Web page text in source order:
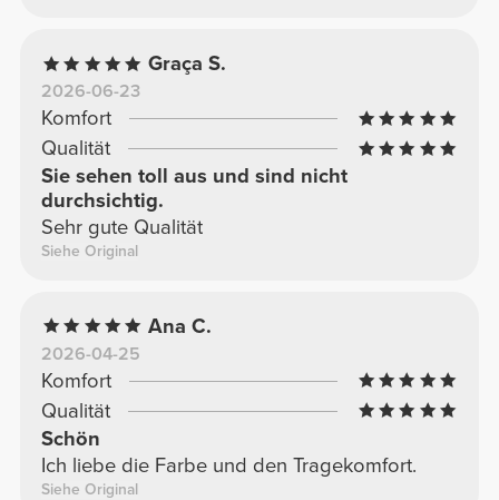
Graça S.
2026-06-23
Komfort
Qualität
Sie sehen toll aus und sind nicht
durchsichtig.
Sehr gute Qualität
Siehe Original
Ana C.
2026-04-25
Komfort
Qualität
Schön
Ich liebe die Farbe und den Tragekomfort.
Siehe Original